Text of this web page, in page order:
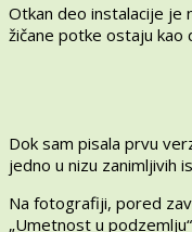
Otkan deo instalacije je
žičane potke ostaju kao
Dok sam pisala prvu
jedno u nizu zanimljivih
Na fotografiji, pored
„Umetnost u